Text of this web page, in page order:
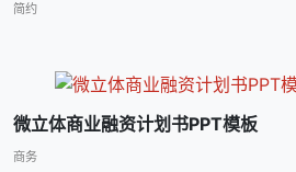
简约
微立体商业融资计划书PPT模板
商务